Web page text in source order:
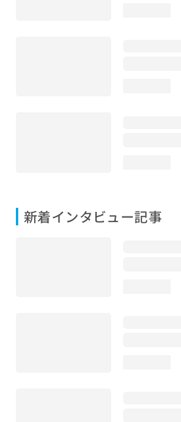
新着インタビュー記事